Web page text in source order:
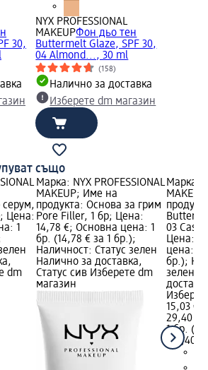
30,
NYX PROFESSIONAL
MAKEUPФон дьо тен
Buttermelt Glaze, SPF 30,
04 Almond..., 30 ml
(158)
Налично за доставка
Изберете dm магазин
също
серум,
Цена:
1
dm
Марка: NYX PROFESSIONAL
MAKEUP; Име на
продукта: Основа за грим
Pore Filler, 1 бр; Цена:
14,78 €; Основна цена: 1
бр. (14,78 € за 1 бр.);
Наличност: Статус зелен
Налично за доставка,
Статус сив Изберете dm
магазин
Марка:
03
Цена:
цена: 1
бр.);
зелен
15,03 €
29,40
1 бр.
(29,40